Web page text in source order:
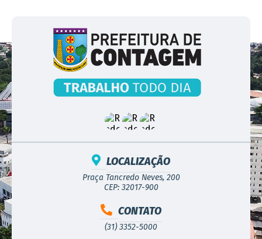
LOCALIZAÇÃO
Praça Tancredo Neves, 200
CEP: 32017-900
CONTATO
(31) 3352-5000